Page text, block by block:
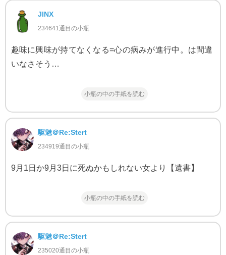
JINX
234641通目の小瓶
趣味に興味が持てなくなる=心の病みが進行中。は間違
いなさそう…
小瓶の中の手紙を読む
駆魅＠Re:Stert
234919通目の小瓶
9月1日か9月3日に死ぬかもしれない女より【遺書】
小瓶の中の手紙を読む
駆魅＠Re:Stert
235020通目の小瓶